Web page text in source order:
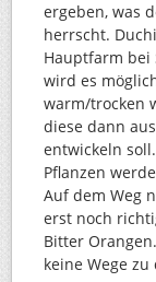
ergeben, was
herrscht.
Hauptfarm bei
wird es
warm/trocken
diese dann
entwickeln
Pflanzen
Auf dem Weg
erst noch
Bitter
keine Wege